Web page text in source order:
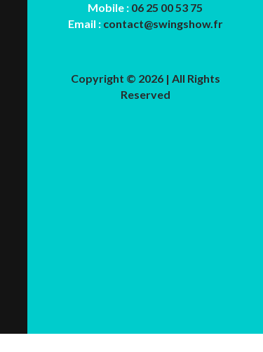
Mobile : 06 25 00 53 75
Email : contact@swingshow.fr
Copyright © 2026 | All Rights
Reserved